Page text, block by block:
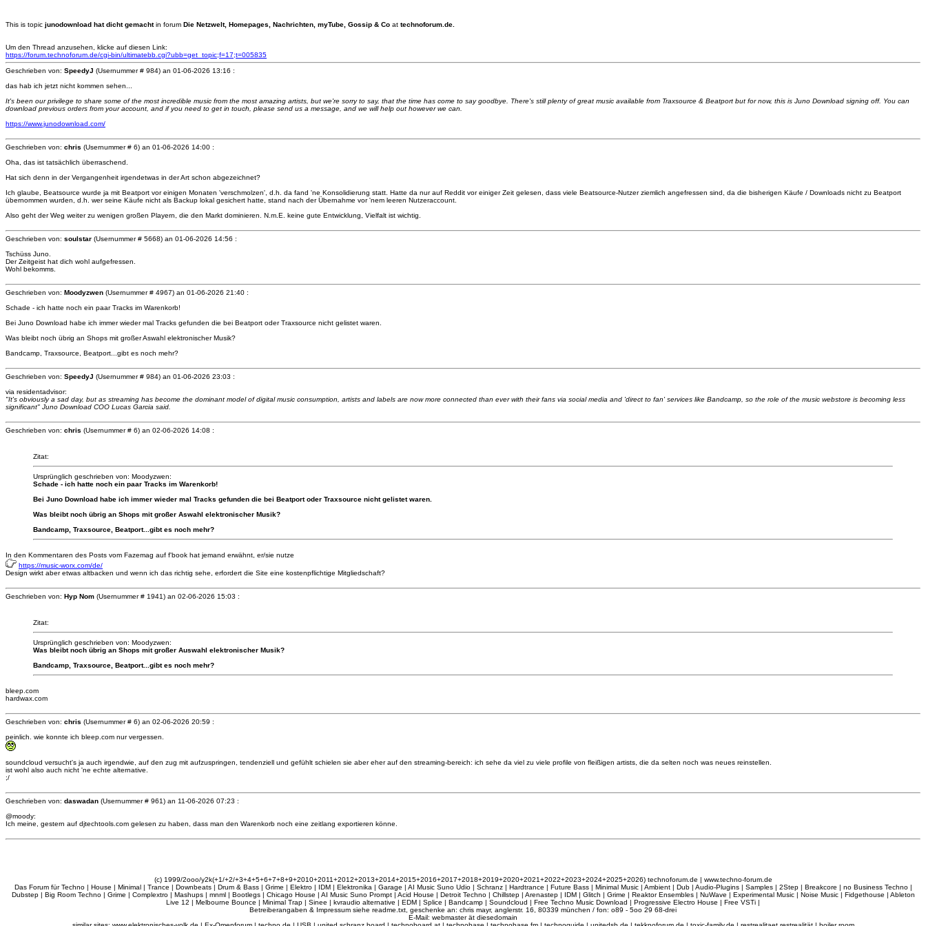
This is topic junodownload hat dicht gemachtin forum Die Netzwelt, Homepages, Nachrichten, myTube, Gossip & Co at technoforum.de.
Um den Thread anzusehen, klicke auf diesen Link:
https://forum.technoforum.de/cgi-bin/ultimatebb.cgi?ubb=get_topic;f=17;t=005835
Geschrieben von: SpeedyJ (Usernummer # 984) an 01-06-2026 13:16 :
das hab ich jetzt nicht kommen sehen...
It's been our privilege to share some of the most incredible music from the most amazing artists, but we're sorry to say, that the time has come to say goodbye. There's still plenty of great music available from Traxsource & Beatport but for now, this is Juno Download signing off. You can
download previous orders from your account, and if you need to get in touch, please send us a message, and we will help out however we can.
https://www.junodownload.com/
Geschrieben von: chris (Usernummer # 6) an 01-06-2026 14:00 :
Oha, das ist tatsächlich überraschend.
Hat sich denn in der Vergangenheit irgendetwas in der Art schon abgezeichnet?
Ich glaube, Beatsource wurde ja mit Beatport vor einigen Monaten 'verschmolzen', d.h. da fand 'ne Konsolidierung statt. Hatte da nur auf Reddit vor einiger Zeit gelesen, dass viele Beatsource-Nutzer ziemlich angefressen sind, da die bisherigen Käufe / Downloads nicht zu Beatport
übernommen wurden, d.h. wer seine Käufe nicht als Backup lokal gesichert hatte, stand nach der Übernahme vor 'nem leeren Nutzeraccount.
Also geht der Weg weiter zu wenigen großen Playern, die den Markt dominieren. N.m.E. keine gute Entwicklung, Vielfalt ist wichtig.
Geschrieben von: soulstar (Usernummer # 5668) an 01-06-2026 14:56 :
Tschüss Juno.
Der Zeitgeist hat dich wohl aufgefressen.
Wohl bekomms.
Geschrieben von: Moodyzwen (Usernummer # 4967) an 01-06-2026 21:40 :
Schade - ich hatte noch ein paar Tracks im Warenkorb!
Bei Juno Download habe ich immer wieder mal Tracks gefunden die bei Beatport oder Traxsource nicht gelistet waren.
Was bleibt noch übrig an Shops mit großer Aswahl elektronischer Musik?
Bandcamp, Traxsource, Beatport...gibt es noch mehr?
Geschrieben von: SpeedyJ (Usernummer # 984) an 01-06-2026 23:03 :
via residentadvisor:
"It's obviously a sad day, but as streaming has become the dominant model of digital music consumption, artists and labels are now more connected than ever with their fans via social media and 'direct to fan' services like Bandcamp, so the role of the music webstore is becoming less
significant" Juno Download COO Lucas Garcia said.
Geschrieben von: chris (Usernummer # 6) an 02-06-2026 14:08 :
Zitat:
Ursprünglich geschrieben von: Moodyzwen:
Schade - ich hatte noch ein paar Tracks im Warenkorb!
Bei Juno Download habe ich immer wieder mal Tracks gefunden die bei Beatport oder Traxsource nicht gelistet waren.
Was bleibt noch übrig an Shops mit großer Aswahl elektronischer Musik?
Bandcamp, Traxsource, Beatport...gibt es noch mehr?
In den Kommentaren des Posts vom Fazemag auf f'book hat jemand erwähnt, er/sie nutze
https://music-worx.com/de/
Design wirkt aber etwas altbacken und wenn ich das richtig sehe, erfordert die Site eine kostenpflichtige Mitgliedschaft?
Geschrieben von: Hyp Nom (Usernummer # 1941) an 02-06-2026 15:03 :
Zitat:
Ursprünglich geschrieben von: Moodyzwen:
Was bleibt noch übrig an Shops mit großer Auswahl elektronischer Musik?
Bandcamp, Traxsource, Beatport...gibt es noch mehr?
bleep.com
hardwax.com
Geschrieben von: chris (Usernummer # 6) an 02-06-2026 20:59 :
peinlich. wie konnte ich bleep.com nur vergessen.
soundcloud versucht's ja auch irgendwie, auf den zug mit aufzuspringen, tendenziell und gefühlt schielen sie aber eher auf den streaming-bereich: ich sehe da viel zu viele profile von fleißigen artists, die da selten noch was neues reinstellen.
ist wohl also auch nicht 'ne echte alternative.
;/
Geschrieben von: daswadan (Usernummer # 961) an 11-06-2026 07:23 :
@moody:
Ich meine, gestern auf djtechtools.com gelesen zu haben, dass man den Warenkorb noch eine zeitlang exportieren könne.
(c) 1999/2ooo/y2k(+1/+2/+3+4+5+6+7+8+9+2010+2011+2012+2013+2014+2015+2016+2017+2018+2019+2020+2021+2022+2023+2024+2025+2026) technoforum.de | www.techno-forum.de
Das Forum für Techno | House | Minimal | Trance | Downbeats | Drum & Bass | Grime | Elektro | IDM | Elektronika | Garage | AI Music Suno Udio | Schranz | Hardtrance | Future Bass | Minimal Music | Ambient | Dub | Audio-Plugins | Samples | 2Step | Breakcore | no Business Techno |
Dubstep | Big Room Techno | Grime | Complextro | Mashups | mnml | Bootlegs | Chicago House | AI Music Suno Prompt | Acid House | Detroit Techno | Chillstep | Arenastep | IDM | Glitch | Grime | Reaktor Ensembles | NuWave | Experimental Music | Noise Music | Fidgethouse | Ableton
Live 12 | Melbourne Bounce | Minimal Trap | Sinee | kvraudio alternative | EDM | Splice | Bandcamp | Soundcloud | Free Techno Music Download | Progressive Electro House | Free VSTi |
Betreiberangaben & Impressum siehe readme.txt, geschenke an: chris mayr, anglerstr. 16, 80339 münchen / fon: o89 - 5oo 29 68-drei
E-Mail: webmaster ät diesedomain